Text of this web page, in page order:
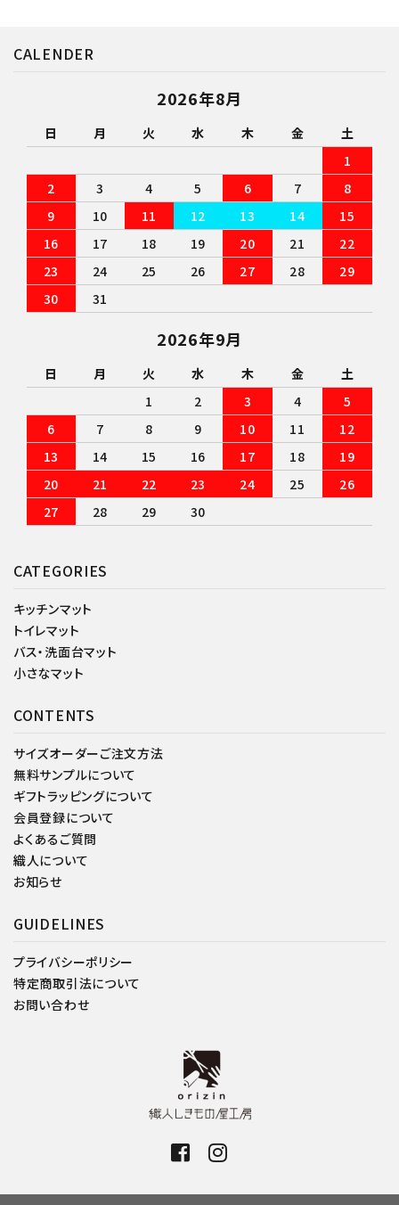
CATEGORIES
キッチンマット
トイレマット
バス・洗面台マット
小さなマット
CONTENTS
サイズオーダーご注文方法
無料サンプルについて
ギフトラッピングについて
会員登録について
よくあるご質問
織人について
お知らせ
GUIDELINES
プライバシーポリシー
特定商取引法について
お問い合わせ
CALENDER
2026年8月
日 月 火 水 木 金
土
1
2
3 4 5 6 7
8
9
10 11 12 13 14
15
16
17 18 19 20 21
22
23
24 25 26 27 28
29
30
31
2026年9月
日 月 火 水 木 金
土
1
2 3 4
5
6
7 8 9 10 11
12
13
14 15 16 17 18
19
20
21 22 23 24 25
26
27
28 29 30